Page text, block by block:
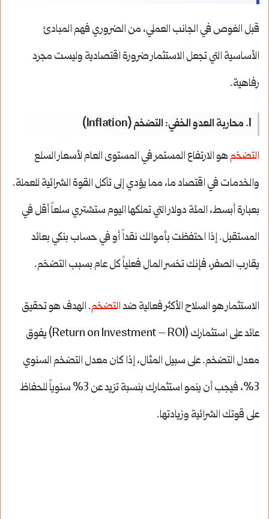
قبل الغوص في الجانب العملي، من الضروري فهم المبادئ
الأساسية التي تجعل الاستثمار ضرورة اقتصادية وليست مجرد
رفاهية.
1. محاربة العدو الخفي: التضخم (Inflation)
التضخمهو الارتفاع المستمر في المستوى العام لأسعار السلع
والخدمات في اقتصاد ما، مما يؤدي إلى تآكل القوة الشرائية للعملة.
بعبارة أبسط، المئة دولار التي تملكها اليوم ستشتري سلعاً أقل في
المستقبل. إذا احتفظت بأموالك نقداً أو في حساب بنكي بعائد
يقارب الصفر، فإنك تخسر المال فعلياً كل عام بسبب التضخم.
الاستثمار هو السلاح الأكثر فعالية ضدالتضخم. الهدف هو تحقيق
عائد على استثمارك (Return on Investment – ROI) يفوق
معدل التضخم. على سبيل المثال، إذا كان معدل التضخم السنوي
3%، فيجب أن ينمو استثمارك بنسبة تزيد عن 3% سنوياً للحفاظ
على قوتك الشرائية وزيادتها.